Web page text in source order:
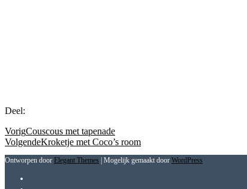
Deel:
VorigCouscous met tapenade
VolgendeKroketje met Coco’s room
Ontworpen door Elegant Themes | Mogelijk gemaakt door WordPress